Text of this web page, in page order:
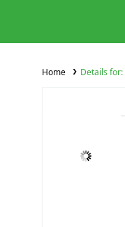
Home Details for: